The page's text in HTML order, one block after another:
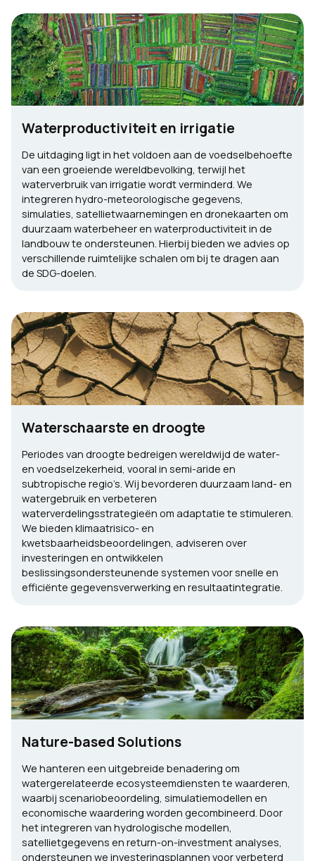
Waterproductiviteit en irrigatie
De uitdaging ligt in het voldoen aan de voedselbehoefte
van een groeiende wereldbevolking, terwijl het
waterverbruik van irrigatie wordt verminderd. We
integreren hydro-meteorologische gegevens,
simulaties, satellietwaarnemingen en dronekaarten om
duurzaam waterbeheer en waterproductiviteit in de
landbouw te ondersteunen. Hierbij bieden we advies op
verschillende ruimtelijke schalen om bij te dragen aan
de SDG-doelen.
Waterschaarste en droogte
Periodes van droogte bedreigen wereldwijd de water-
en voedselzekerheid, vooral in semi-aride en
subtropische regio’s. Wij bevorderen duurzaam land- en
watergebruik en verbeteren
waterverdelingsstrategieën om adaptatie te stimuleren.
We bieden klimaatrisico- en
kwetsbaarheidsbeoordelingen, adviseren over
investeringen en ontwikkelen
beslissingsondersteunende systemen voor snelle en
efficiënte gegevensverwerking en resultaatintegratie.
Nature-based Solutions
We hanteren een uitgebreide benadering om
watergerelateerde ecosysteemdiensten te waarderen,
waarbij scenariobeoordeling, simulatiemodellen en
economische waardering worden gecombineerd. Door
het integreren van hydrologische modellen,
satellietgegevens en return-on-investment analyses,
ondersteunen we investeringsplannen voor verbeterd